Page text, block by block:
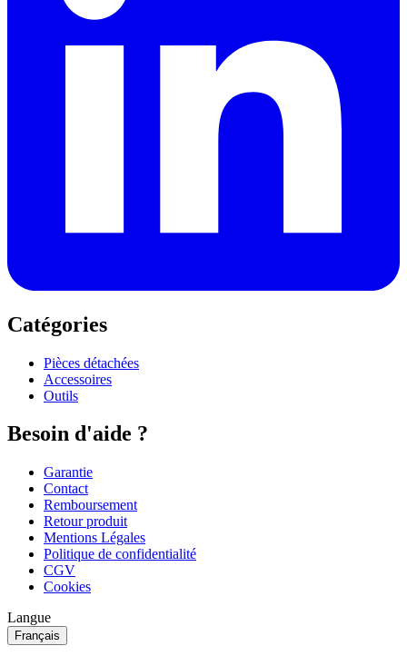
Catégories
Pièces détachées
Accessoires
Outils
Besoin d'aide ?
Garantie
Contact
Remboursement
Retour produit
Mentions Légales
Politique de confidentialité
CGV
Cookies
Langue
Français